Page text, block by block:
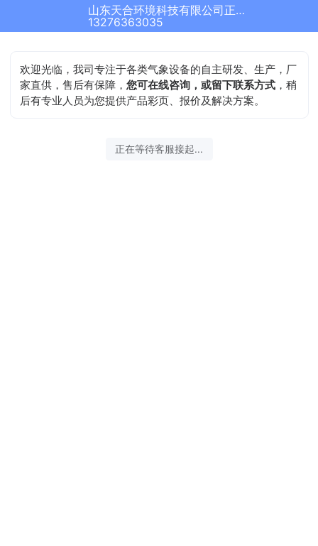
山东天合环境科技有限公司正在为您服务
13276363035
欢迎光临，我司专注于各类气象设备的自主研发、生产，厂
家直供，售后有保障，您可在线咨询，或留下联系方式 ，稍
后有专业人员为您提供产品彩页、报价及解决方案。
正在等待客服接起...